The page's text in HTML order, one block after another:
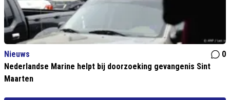
Nieuws
0
Nederlandse Marine helpt bij doorzoeking gevangenis Sint
Maarten